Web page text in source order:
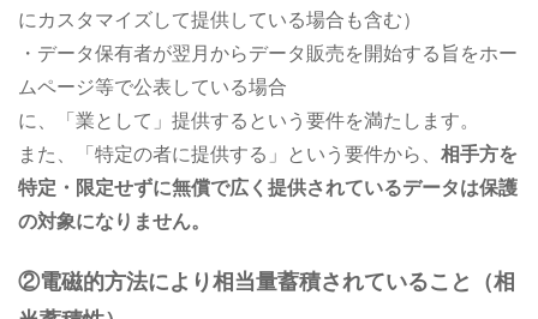
にカスタマイズして提供している場合も含む）
・データ保有者が翌月からデータ販売を開始する旨をホー
ムページ等で公表している場合
に、「業として」提供するという要件を満たします。
また、「特定の者に提供する」という要件から、 相手方を
特定・限定せずに無償で広く提供されているデータは保護
の対象になりません。
②電磁的方法により相当量蓄積されていること（相